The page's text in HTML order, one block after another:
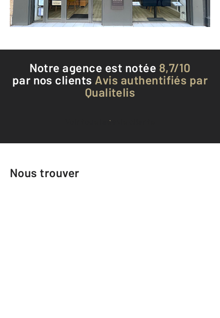
Téléphoner à l'agence
Notre agence est notée 8,7/10
par nos clients Avis authentifiés par
Qualitelis
Voir tous les avis clients
Nous trouver